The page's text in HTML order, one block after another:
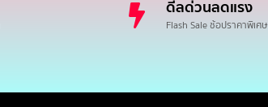
ดีลด่วนลดแรง
Flash Sale ช้อปราคาพิเศษ